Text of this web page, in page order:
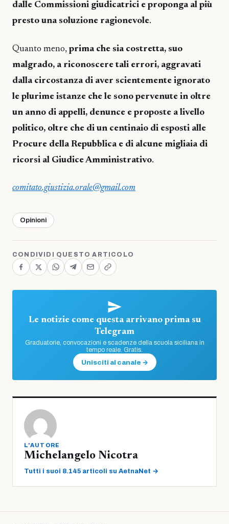
dalle Commissioni giudicatrici e proponga al più
presto una soluzione ragionevole.
Quanto meno, prima che sia costretta, suo
malgrado, a riconoscere tali errori, aggravati
dalla circostanza di aver scientemente ignorato
le plurime istanze che le sono pervenute in oltre
un anno di appelli, denunce e proposte a livello
politico, oltre che di un centinaio di esposti alle
Procure della Repubblica e di alcune migliaia di
ricorsi al Giudice Amministrativo.
comitato.giustizia.orale@gmail.com
Opinioni
CONDIVIDI QUESTO ARTICOLO
Le notizie come questa arrivano prima su
Telegram
Graduatorie, convocazioni e scadenze della scuola siciliana in
tempo reale. Gratis.
Unisciti al canale →
L'AUTORE
Michelangelo Nicotra
Tutti i suoi 8.145 articoli su AetnaNet →